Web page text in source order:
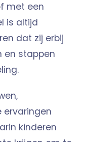
met een
is altijd
dat zij erbij
en stappen
ervaringen
kinderen